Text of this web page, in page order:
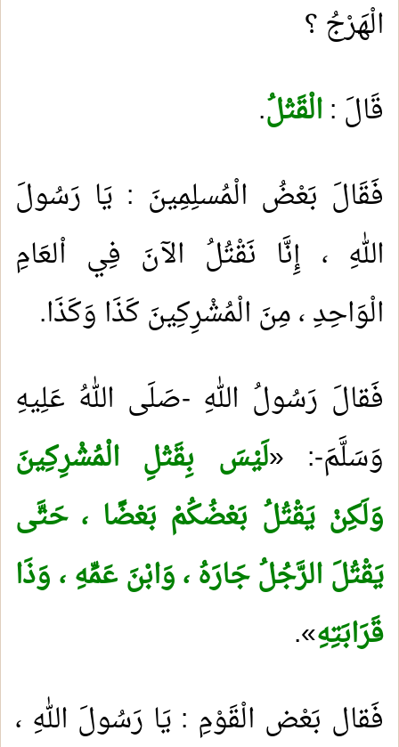
الْهَرْجُ ؟
قَالَ :الْقَتْلُ.
فَقَالَ بَعْضُ الْمُسلِمِينَ : يَا رَسُولَ
اللهِ ، إِنَّا نَقْتُلُ الآنَ فِي اْلعَامِ
الْوَاحِدِ ، مِنَ الْمُشْرِكِينَ كَذَا وَكَذَا.
فَقالَ رَسُولُ اللهِ -صَلَى اللهُ عَلِيهِ
وَسَلَّمَ-: «لَيْسَ بِقَتْلِ الْمُشْرِكِينَ
وَلَكِنْ يَقْتُلُ بَعْضُكُمْ بَعْضًا ، حَتَّى
يَقْتُلَ الرَّجُلُ جَارَهُ ، وَابْنَ عَمِّهِ ، وَذَا
قَرَابَتِهِ»
.
فَقال بَعْض الْقَوْمِ : يَا رَسُولَ اللهِ ،